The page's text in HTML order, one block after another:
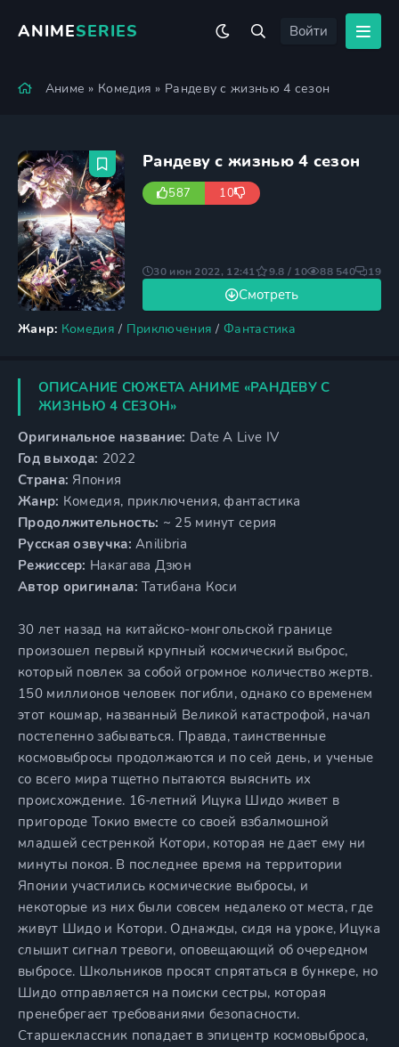
ANIMESERIES Войти
Аниме » Комедия » Рандеву с жизнью 4 сезон
Рандеву с жизнью 4 сезон
587 10
Жанр: Комедия / Приключения / Фантастика
Смотреть
30 июн 2022, 12:41 9.8 / 10 88 540 19
ОПИСАНИЕ СЮЖЕТА АНИМЕ «РАНДЕВУ С
ЖИЗНЬЮ 4 СЕЗОН»
Оригинальное название: Date A Live IV
Год выхода: 2022
Страна: Япония
Жанр: Комедия, приключения, фантастика
Продолжительность: ~ 25 минут серия
Русская озвучка: Anilibria
Режиссер: Накагава Дзюн
Автор оригинала: Татибана Коси
30 лет назад на китайско-монгольской границе
произошел первый крупный космический выброс,
который повлек за собой огромное количество жертв.
150 миллионов человек погибли, однако со временем
этот кошмар, названный Великой катастрофой, начал
постепенно забываться. Правда, таинственные
космовыбросы продолжаются и по сей день, и ученые
со всего мира тщетно пытаются выяснить их
происхождение. 16-летний Ицука Шидо живет в
пригороде Токио вместе со своей взбалмошной
младшей сестренкой Котори, которая не дает ему ни
минуты покоя. В последнее время на территории
Японии участились космические выбросы, и
некоторые из них были совсем недалеко от места, где
живут Шидо и Котори. Однажды, сидя на уроке, Ицука
слышит сигнал тревоги, оповещающий об очередном
выбросе. Школьников просят спрятаться в бункере, но
Шидо отправляется на поиски сестры, которая
пренебрегает требованиями безопасности.
Старшеклассник попадает в эпицентр космовыброса,